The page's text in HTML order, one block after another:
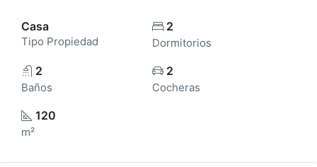
Casa
Tipo Propiedad
2
Dormitorios
2
Baños
2
Cocheras
120
m²